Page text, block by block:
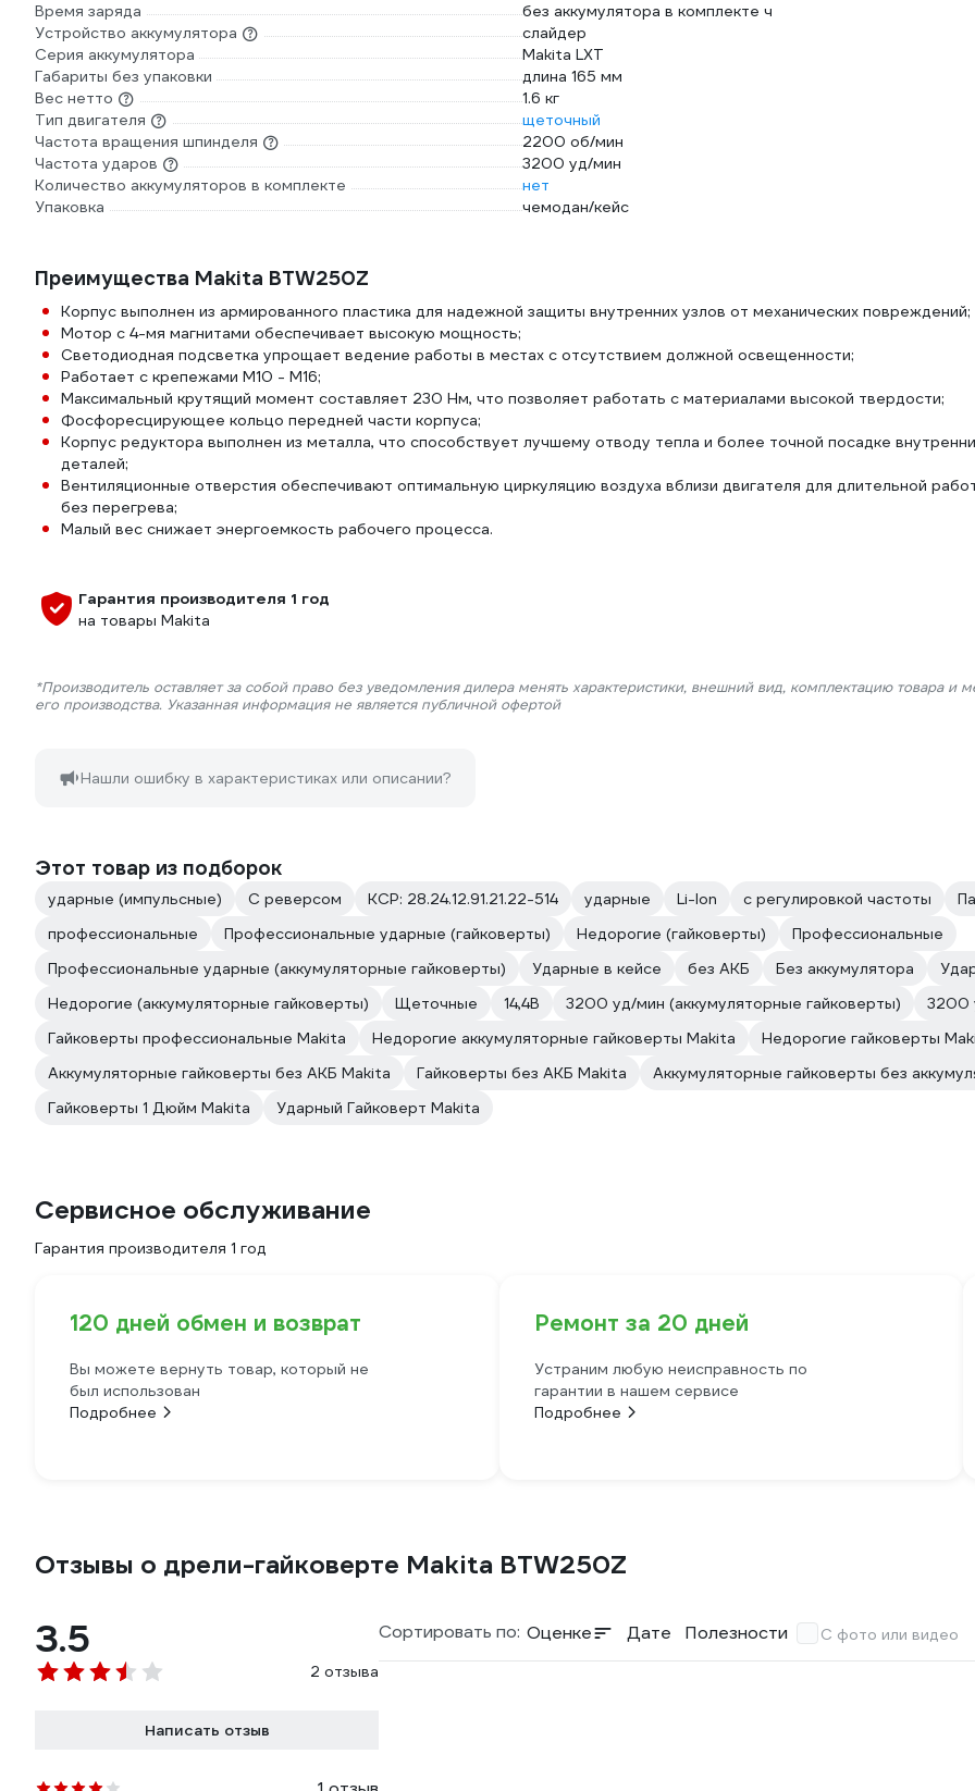
Время заряда
без аккумулятора в комплекте ч
Устройство аккумулятора
слайдер
Серия аккумулятора
Makita LXT
Габариты без упаковки
длина 165 мм
Вес нетто
1.6 кг
Тип двигателя
щеточный
Частота вращения шпинделя
2200 об/мин
Частота ударов
3200 уд/мин
Количество аккумуляторов в комплекте
нет
Упаковка
чемодан/кейс
Преимущества Makita BTW250Z
Корпус выполнен из армированного пластика для надежной защиты внутренних узлов от механических повреждений;
Мотор с 4-мя магнитами обеспечивает высокую мощность;
Светодиодная подсветка упрощает ведение работы в местах с отсутствием должной освещенности;
Работает с крепежами М10 - М16;
Максимальный крутящий момент составляет 230 Нм, что позволяет работать с материалами высокой твердости;
Фосфоресцирующее кольцо передней части корпуса;
Корпус редуктора выполнен из металла, что способствует лучшему отводу тепла и более точной посадке
деталей;
Вентиляционные отверстия обеспечивают оптимальную циркуляцию воздуха вблизи двигателя для длительной
без перегрева;
Малый вес снижает энергоемкость рабочего процесса.
Гарантия производителя 1 год
на товары Makita
*Производитель оставляет за собой право без уведомления дилера менять характеристики, внешний вид, комплектацию товара и
его производства. Указанная информация не является публичной офертой
Нашли ошибку в характеристиках или описании?
Этот товар из подборок
ударные (импульсные) С реверсом КСР: 28.24.12.91.21.22-514 ударные Li-Ion с регулировкой частоты
профессиональные
Профессиональные ударные (гайковерты) Недорогие (гайковерты)
Профессиональные
Профессиональные ударные (аккумуляторные гайковерты)
Ударные в кейсе без АКБ Без аккумулятора
Недорогие (аккумуляторные гайковерты)
Щеточные 14,4В 3200 уд/мин (аккумуляторные гайковерты)
3200
Гайковерты профессиональные Makita
Недорогие аккумуляторные гайковерты Makita Недорогие гайковерты
Аккумуляторные гайковерты без АКБ Makita
Гайковерты без АКБ Makita Аккумуляторные гайковерты без
Гайковерты 1 Дюйм Makita
Ударный Гайковерт Makita
Сервисное обслуживание
Гарантия производителя 1 год
120 дней обмен и возврат
Вы можете вернуть товар, который не
был использован
Подробнее
Ремонт за 20 дней
Устраним любую неисправность по
гарантии в нашем сервисе
Подробнее
Отзывы о дрели-гайковерте Makita BTW250Z
3.5
2 отзыва
Написать отзыв
Сортировать по: Оценке Дате Полезности С фото или видео